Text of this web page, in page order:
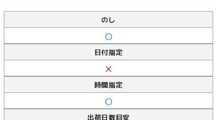
のし
日付指定
時間指定
出荷日数目安